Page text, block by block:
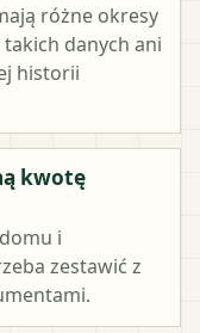
różne okresy
danych ani
historii
kwotę
i
zestawić z